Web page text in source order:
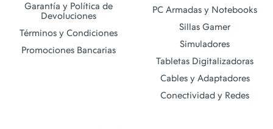
Garantía y Política de
Devoluciones
Términos y Condiciones
Promociones Bancarias
PC Armadas y Notebooks
Sillas Gamer
Simuladores
Tabletas Digitalizadoras
Cables y Adaptadores
Conectividad y Redes